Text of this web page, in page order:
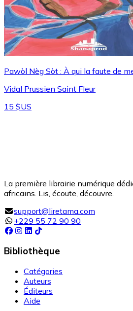
Pawòl Nèg Sòt : À qui la faute de
Vidal Prussien Saint Fleur
15 $US
La première librairie numérique
africains. Lis, écoute, découvre.
support@liretama.com
+229 55 72 90 90
Bibliothèque
Catégories
Auteurs
Éditeurs
Aide